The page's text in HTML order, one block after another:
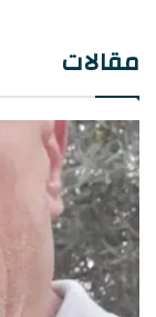
مقالات